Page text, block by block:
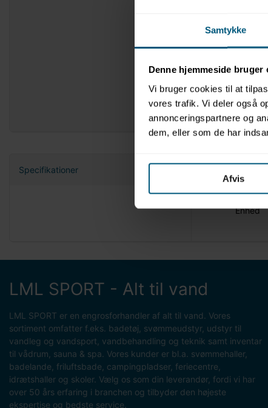
Samtykke
Denne hjemmeside bruger
Vi bruger cookies til at
vores trafik. Vi deler også
annonceringspartnere og
dem, eller som de har
Afvis
Specifikationer
Enhed
LML SPORT - Alt til vand
LML SPORT er en engrosforhandler af alt til vand. Vores
sortiment omfatter f.eks. badetøj, svømmeudstyr, udstyr til
vandleg og vandsport, vandbehandling og teknik samt inventar
til vådrum, sauna & spa. Vores kunder er bl.a. svømmehaller,
badelande, friluftsbade, campingpladser, feriecentre,
idrætshaller og skoler. Vælg os som din leverandør, fordi vi har
over 50 års erfaring i branchen og tilbyder den højeste
ekspertise og bedste service.